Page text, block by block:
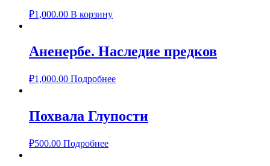
₽1,000.00 В корзину
Аненербе. Наследие предков
₽1,000.00 Подробнее
Похвала Глупости
₽500.00 Подробнее